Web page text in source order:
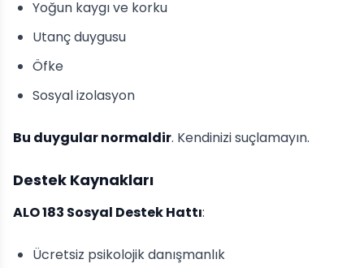
Yoğun kaygı ve korku
Utanç duygusu
Öfke
Sosyal izolasyon
Bu duygular normaldir. Kendinizi suçlamayın.
Destek Kaynakları
ALO 183 Sosyal Destek Hattı:
Ücretsiz psikolojik danışmanlık